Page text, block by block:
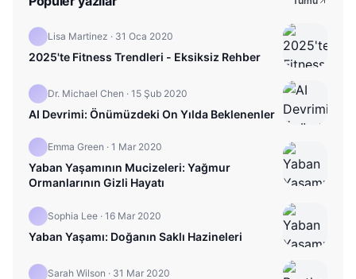
Lisa Martinez · 31 Oca 2020
2025'te Fitness Trendleri - Eksiksiz Rehber
Dr. Michael Chen · 15 Şub 2020
AI Devrimi: Önümüzdeki On Yılda Beklenenler
Emma Green · 1 Mar 2020
Yaban Yaşamının Mucizeleri: Yağmur
Ormanlarının Gizli Hayatı
Sophia Lee · 16 Mar 2020
Yaban Yaşamı: Doğanın Saklı Hazineleri
Sarah Wilson · 31 Mar 2020